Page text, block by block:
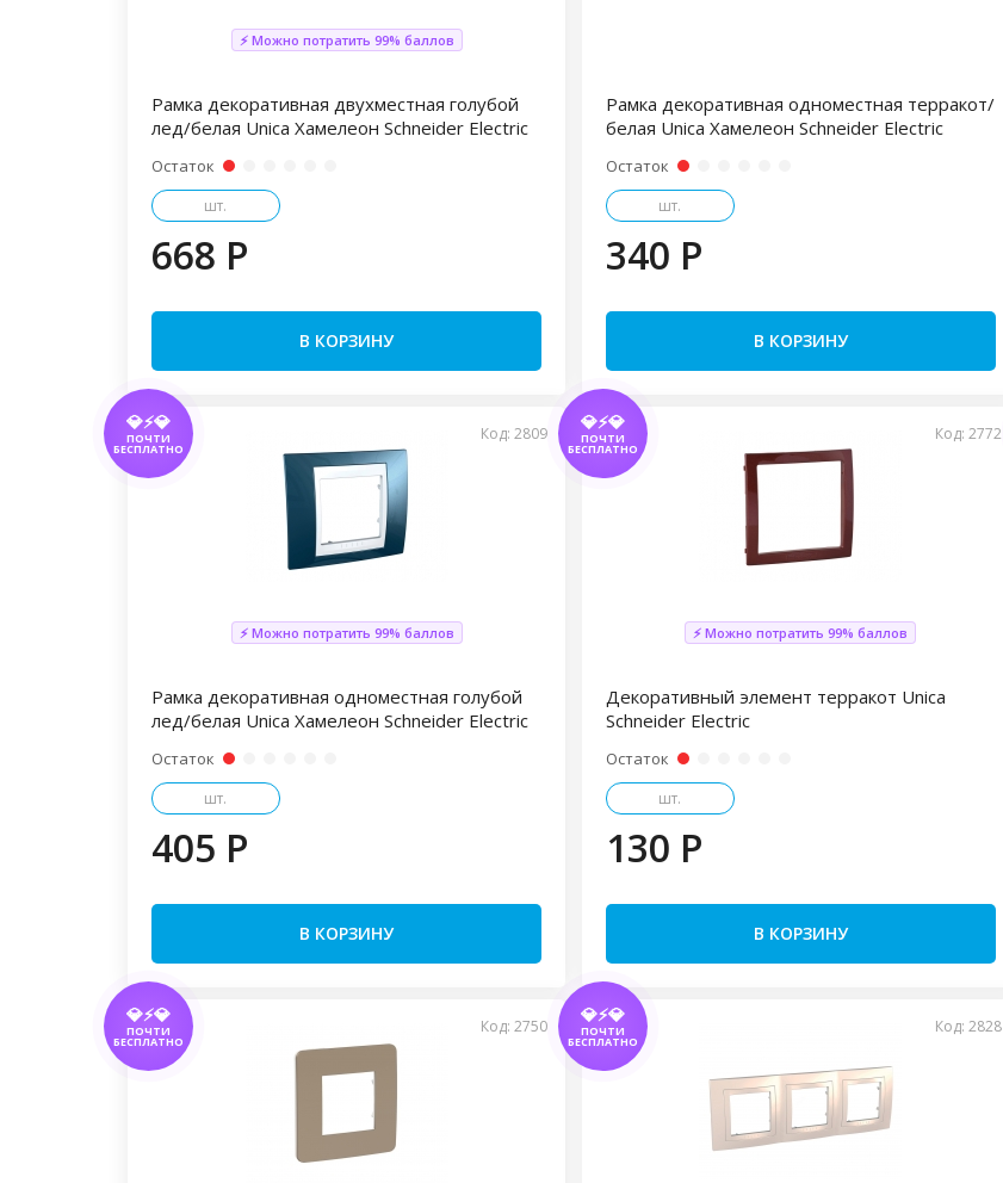
⚡ Можно потратить 99% баллов
Рамка декоративная двухместная голубой
лед/белая Unica Хамелеон Schneider Electric
Остаток
шт.
668 P
В КОРЗИНУ
Рамка декоративная одноместная терракот/
белая Unica Хамелеон Schneider Electric
Остаток
шт.
340 P
В КОРЗИНУ
💎⚡💎
ПОЧТИ
БЕСПЛАТНО
Код: 2809
⚡ Можно потратить 99% баллов
Рамка декоративная одноместная голубой
лед/белая Unica Хамелеон Schneider Electric
Остаток
шт.
405 P
В КОРЗИНУ
💎⚡💎
ПОЧТИ
БЕСПЛАТНО
Код: 2772
⚡ Можно потратить 99% баллов
Декоративный элемент терракот Unica
Schneider Electric
Остаток
шт.
130 P
В КОРЗИНУ
💎⚡💎
ПОЧТИ
БЕСПЛАТНО
Код: 2750
💎⚡💎
ПОЧТИ
БЕСПЛАТНО
Код: 2828